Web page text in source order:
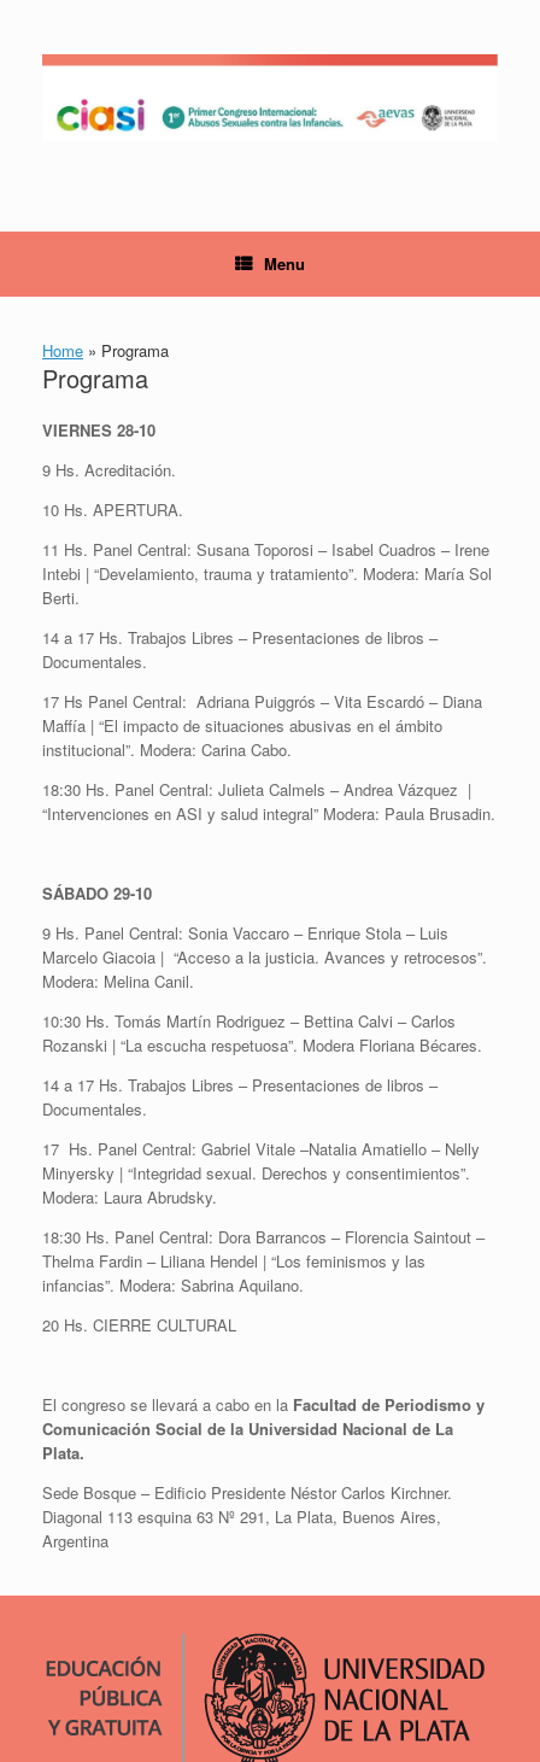
content
Menu
Home » Programa
Programa
VIERNES 28-10
9 Hs. Acreditación.
10 Hs. APERTURA.
11 Hs. Panel Central: Susana Toporosi – Isabel Cuadros – Irene
Intebi | “Develamiento, trauma y tratamiento”. Modera: María Sol
Berti.
14 a 17 Hs. Trabajos Libres – Presentaciones de libros –
Documentales.
17 Hs Panel Central: Adriana Puiggrós – Vita Escardó – Diana
Maffía | “El impacto de situaciones abusivas en el ámbito
institucional”. Modera: Carina Cabo.
18:30 Hs. Panel Central: Julieta Calmels – Andrea Vázquez |
“Intervenciones en ASI y salud integral” Modera: Paula Brusadin.
SÁBADO 29-10
9 Hs. Panel Central: Sonia Vaccaro – Enrique Stola – Luis
Marcelo Giacoia | “Acceso a la justicia. Avances y retrocesos”.
Modera: Melina Canil.
10:30 Hs. Tomás Martín Rodriguez – Bettina Calvi – Carlos
Rozanski | “La escucha respetuosa”. Modera Floriana Bécares.
14 a 17 Hs. Trabajos Libres – Presentaciones de libros –
Documentales.
17 Hs. Panel Central: Gabriel Vitale –Natalia Amatiello – Nelly
Minyersky | “Integridad sexual. Derechos y consentimientos”.
Modera: Laura Abrudsky.
18:30 Hs. Panel Central: Dora Barrancos – Florencia Saintout –
Thelma Fardin – Liliana Hendel | “Los feminismos y las
infancias”. Modera: Sabrina Aquilano.
20 Hs. CIERRE CULTURAL
El congreso se llevará a cabo en la Facultad de Periodismo y
Comunicación Social de la Universidad Nacional de La
Plata.
Sede Bosque – Edificio Presidente Néstor Carlos Kirchner.
Diagonal 113 esquina 63 Nº 291, La Plata, Buenos Aires,
Argentina